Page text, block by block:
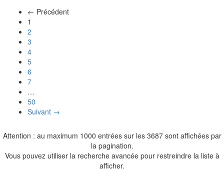
← Précédent
1
2
3
4
5
6
7
…
50
Suivant →
Attention : au maximum 1000 entrées sur les 3687 sont affichées par
la pagination.
Vous pouvez utiliser la recherche avancée pour restreindre la liste à
afficher.